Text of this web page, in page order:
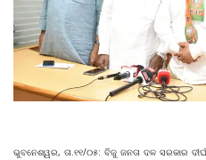
ଭୁବନେଶ୍ୱର, ତା.୧୧/୦୫: ବିଜୁ ଜନତା ଦଳ ସରକାର